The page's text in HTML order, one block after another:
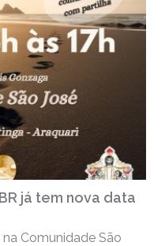
já tem nova data
Comunidade São